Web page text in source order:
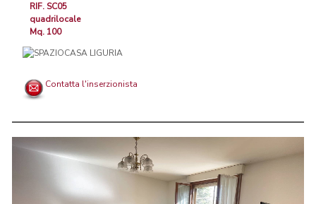
RIF. SC05
quadrilocale
Mq. 100
Contatta l'inserzionista